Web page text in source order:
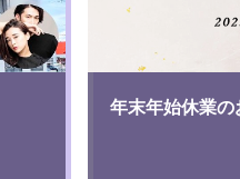
年末年始休業の